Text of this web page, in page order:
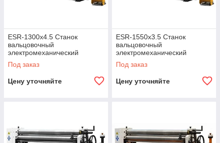
ESR-1300х4.5 Станок
вальцовочный
электромеханический
STALEX
Под заказ
Цену уточняйте
ESR-1550х3.5 Станок
вальцовочный
электромеханический
STALEX
Под заказ
Цену уточняйте